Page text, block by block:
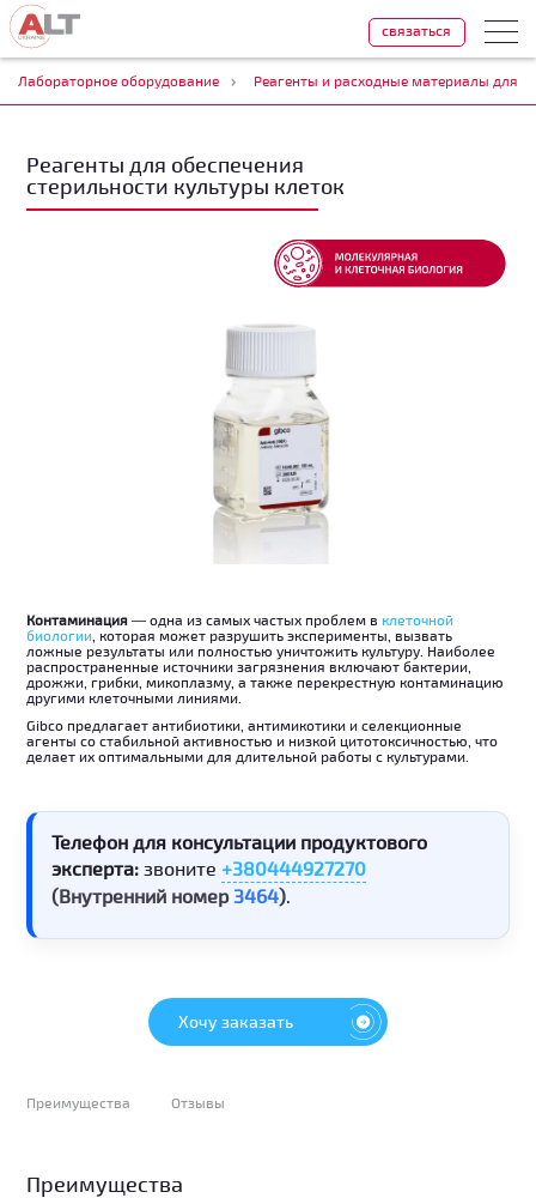
связаться
Лабораторное оборудование Реагенты и расходные материалы для
Реагенты для обеспечения
стерильности культуры клеток
Контаминация — одна из самых частых проблем в клеточной
биологии , которая может разрушить эксперименты, вызвать
ложные результаты или полностью уничтожить культуру. Наиболее
распространенные источники загрязнения включают бактерии,
дрожжи, грибки, микоплазму, а также перекрестную контаминацию
другими клеточными линиями.
Gibco предлагает антибиотики, антимикотики и селекционные
агенты со стабильной активностью и низкой цитотоксичностью, что
делает их оптимальными для длительной работы с культурами.
Телефон для консультации продуктового
эксперта: звоните+380444927270
(Внутренний номер 3464)
Хочу заказать
Преимущества Отзывы
Преимущества